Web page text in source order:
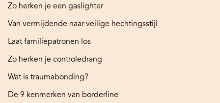
Zo herken je een gaslighter
Van vermijdende naar veilige hechtingsstijl
Laat familiepatronen los
Zo herken je controledrang
Wat is traumabonding?
De 9 kenmerken van borderline